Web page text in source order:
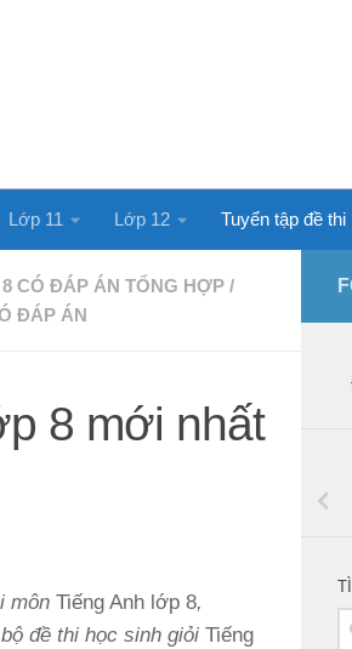
Lớp 11 Lớp 12 Tuyển tập đề thi
CÓ ĐÁP ÁN TỔNG HỢP /
ĐÁP ÁN
8 mới nhất
môn Tiếng Anh lớp 8,
đề thi học sinh giỏi Tiếng